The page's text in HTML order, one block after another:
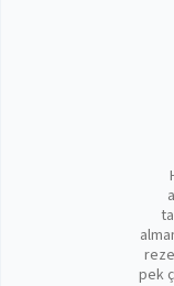
pek